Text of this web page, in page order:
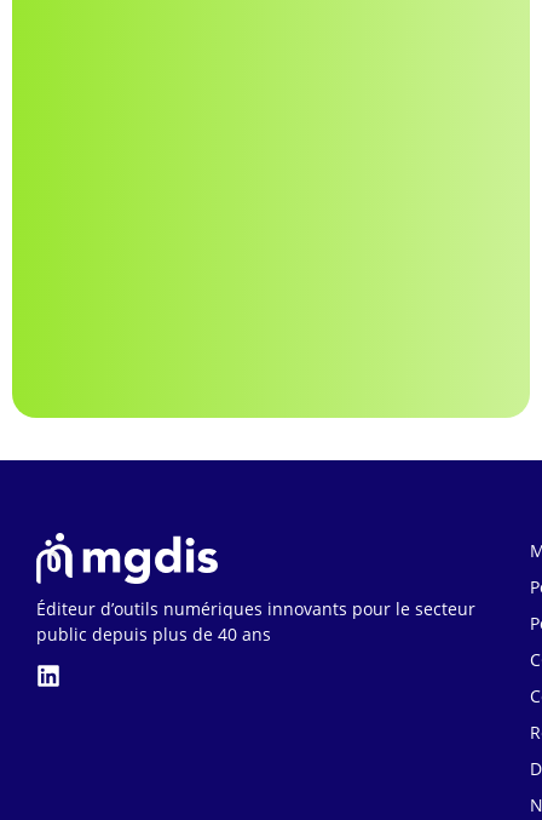
Éditeur d’outils numériques innovants pour le secteur
public depuis plus de 40 ans